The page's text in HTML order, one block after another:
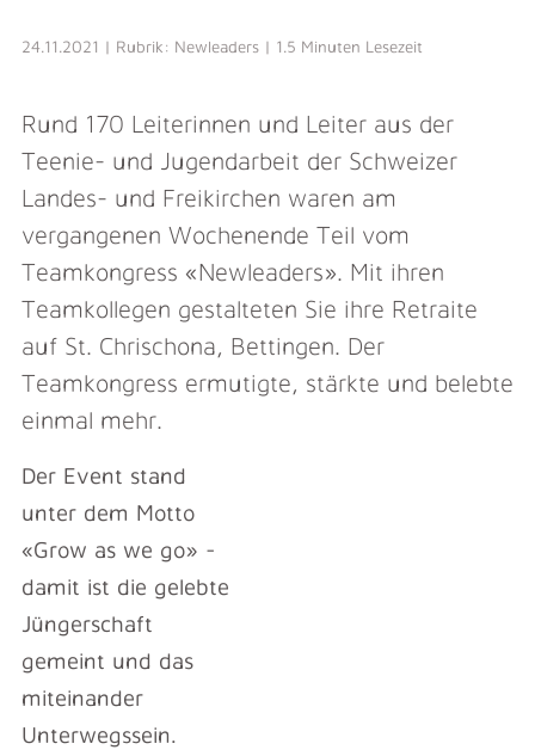
24.11.2021 | Rubrik: Newleaders | 1.5 Minuten Lesezeit
Rund 170 Leiterinnen und Leiter aus der
Teenie- und Jugendarbeit der Schweizer
Landes- und Freikirchen waren am
vergangenen Wochenende Teil vom
Teamkongress «Newleaders». Mit ihren
Teamkollegen gestalteten Sie ihre Retraite
auf St. Chrischona, Bettingen. Der
Teamkongress ermutigte, stärkte und belebte
einmal mehr.
Der Event stand
unter dem Motto
«Grow as we go» -
damit ist die gelebte
Jüngerschaft
gemeint und das
miteinander
Unterwegssein.